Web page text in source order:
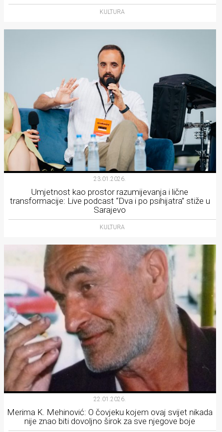
KULTURA
23.01.2026.
Umjetnost kao prostor razumijevanja i lične
transformacije: Live podcast “Dva i po psihijatra” stiže u
Sarajevo
KULTURA
22.01.2026.
Merima K. Mehinović: O čovjeku kojem ovaj svijet nikada
nije znao biti dovoljno širok za sve njegove boje